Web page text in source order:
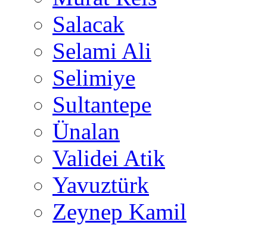
Salacak
Selami Ali
Selimiye
Sultantepe
Ünalan
Validei Atik
Yavuztürk
Zeynep Kamil